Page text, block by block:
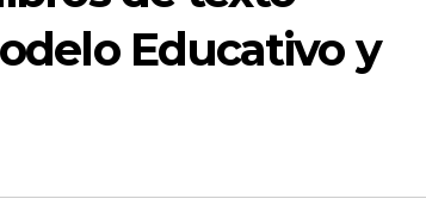
Educativo y